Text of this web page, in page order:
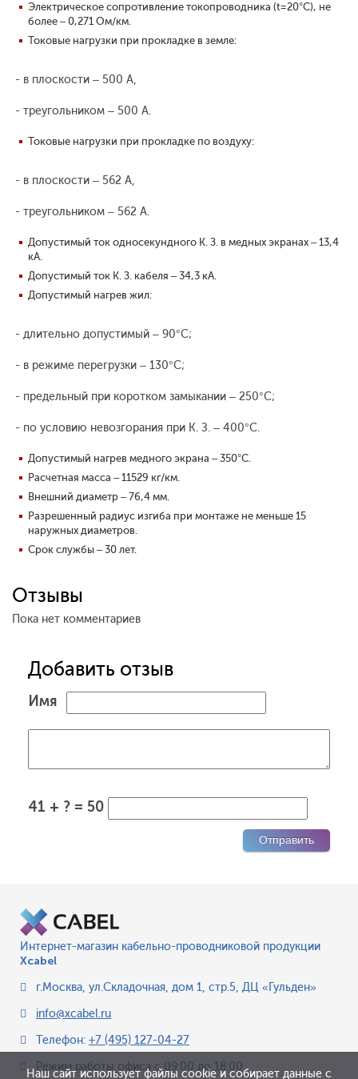
Электрическое сопротивление токопроводника (t=20°С), не
более – 0,271 Ом/км.
Токовые нагрузки при прокладке в земле:
- в плоскости – 500 А,
- треугольником – 500 А.
Токовые нагрузки при прокладке по воздуху:
- в плоскости – 562 А,
- треугольником – 562 А.
Допустимый ток односекундного К. З. в медных экранах – 13,4
кА.
Допустимый ток К. З. кабеля – 34,3 кА.
Допустимый нагрев жил:
- длительно допустимый – 90°С;
- в режиме перегрузки – 130°С;
- предельный при коротком замыкании – 250°С;
- по условию невозгорания при К. З. – 400°С.
Допустимый нагрев медного экрана – 350°С.
Расчетная масса – 11529 кг/км.
Внешний диаметр – 76,4 мм.
Разрешенный радиус изгиба при монтаже не меньше 15
наружных диаметров.
Срок службы – 30 лет.
Отзывы
Пока нет комментариев
Добавить отзыв
Имя
41 + ? = 50
Интернет-магазин кабельно-проводниковой продукции
Xcabel
г.Москва, ул.Складочная, дом 1, стр.5, ДЦ «Гульден»
info@xcabel.ru
Телефон: +7 (495) 127-04-27
Режим работы офиса с 09:00 до 18:00
Наш сайт использует файлы cookie и собирает данные с